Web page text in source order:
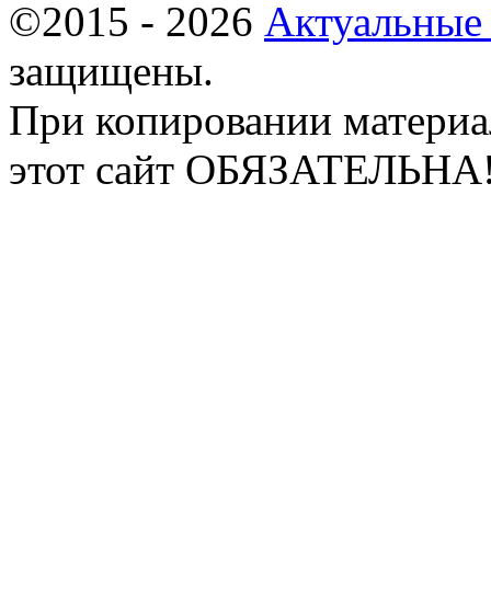
©2015 - 2026
защищены.
При копировании
этот сайт